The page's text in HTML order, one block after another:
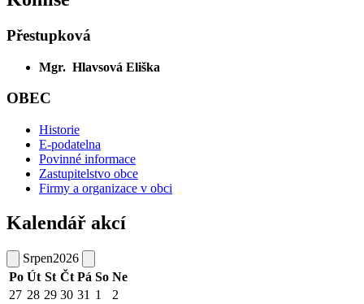
Přestupková
Mgr. Hlavsová Eliška
OBEC
Historie
E-podatelna
Povinné informace
Zastupitelstvo obce
Firmy a organizace v obci
Kalendář akcí
Srpen2026
Po Út St Čt Pá So Ne
27 28 29 30 31 1
2